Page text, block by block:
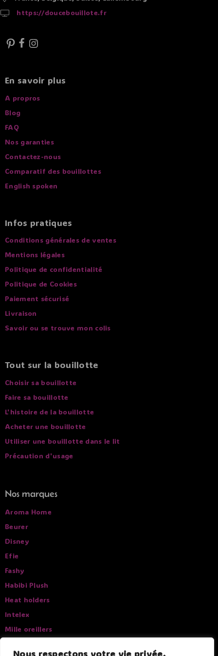
Nous respectons votre vie privée.
https://doucebouillote.fr
En savoir plus
A propros
Blog
FAQ
Nos garanties
Contactez-nous
Comparatif des bouillottes
English spoken
Infos pratiques
Conditions générales de ventes
Mentions légales
Politique de confidentialité
Politique de Cookies
Paiement sécurisé
Livraison
Savoir ou se trouve mon colis
Tout sur la bouillotte
Choisir sa bouillotte
Faire sa bouillotte
L'histoire de la bouillotte
Acheter une bouillotte
Utiliser une bouillotte dans le lit
Précaution d'usage
Nos marques
Aroma Home
Beurer
Disney
Efie
Fashy
Habibi Plush
Heat holders
Intelex
Mille oreillers